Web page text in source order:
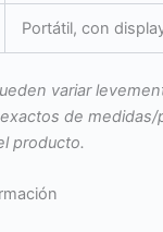
Portátil, con
variar
de medidas/
producto.